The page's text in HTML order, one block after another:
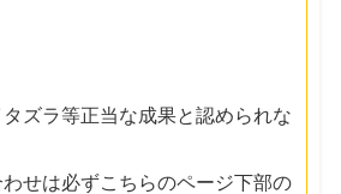
ズラ等正当な成果と認められな
せは必ずこちらのページ下部の